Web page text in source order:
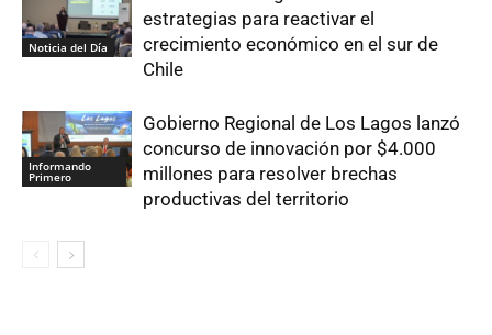
Noticia del Día
estrategias para reactivar el
crecimiento económico en el sur de
Chile
Informando
Primero
Gobierno Regional de Los Lagos lanzó
concurso de innovación por $4.000
millones para resolver brechas
productivas del territorio